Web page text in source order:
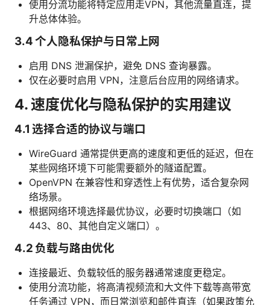
使用分流功能将特定应用走VPN，其他流量直连，提
升总体体验。
3.4 个人隐私保护与日常上网
启用 DNS 泄漏保护，避免 DNS 查询暴露。
仅在必要时启用 VPN，注意后台应用的网络请求。
4. 速度优化与隐私保护的实用建议
4.1 选择合适的协议与端口
WireGuard 通常提供更高的速度和更低的延迟，但在
某些网络环境下可能需要额外的隧道配置。
OpenVPN 在兼容性和穿透性上有优势，适合复杂网
络场景。
根据网络环境选择最优协议，必要时切换端口（如
443、80、其他自定义端口）。
4.2 负载与路由优化
连接最近、负载较低的服务器通常速度更稳定。
使用分流功能，将高清视频流和大文件下载等高带宽
任务通过 VPN，而日常浏览和邮件直连（如果政策允